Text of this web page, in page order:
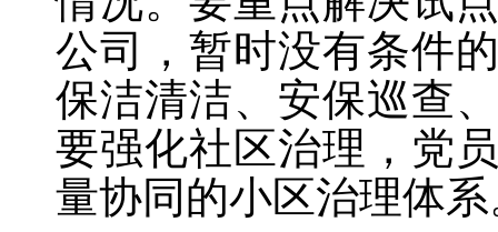
公司，暂时没有条件
保洁清洁、安保巡查
要强化社区治理，党
量协同的小区治理体